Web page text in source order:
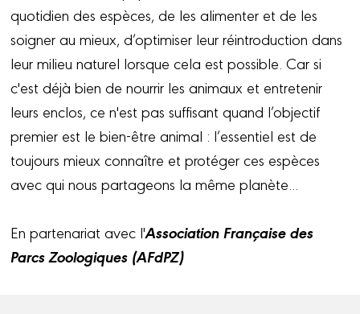
quotidien des espèces, de les alimenter et de les
soigner au mieux, d’optimiser leur réintroduction dans
leur milieu naturel lorsque cela est possible. Car si
c'est déjà bien de nourrir les animaux et entretenir
leurs enclos, ce n'est pas suffisant quand l’objectif
premier est le bien-être animal : l’essentiel est de
toujours mieux connaître et protéger ces espèces
avec qui nous partageons la même planète...
En partenariat avec l'Association Française des
Parcs Zoologiques (AFdPZ)